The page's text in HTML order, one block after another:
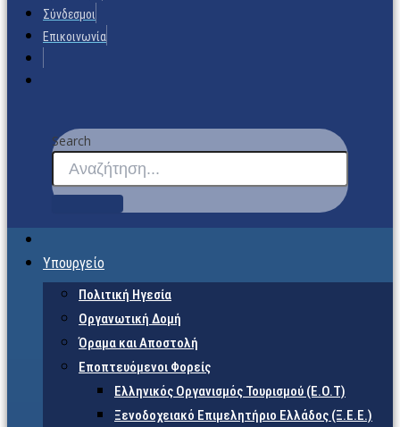
Σύνδεσμοι
Επικοινωνία
Search
Υπουργείο
Πολιτική Ηγεσία
Οργανωτική Δομή
Όραμα και Αποστολή
Εποπτευόμενοι Φορείς
Eλληνικός Οργανισμός Τουρισμού (Ε.Ο.Τ)
Ξενοδοχειακό Επιμελητήριο Ελλάδος (Ξ.Ε.Ε.)